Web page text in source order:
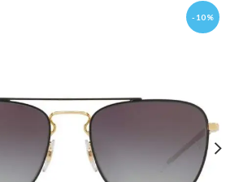
-10%